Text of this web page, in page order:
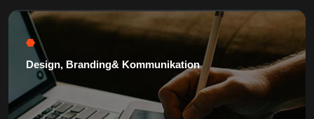
Design, Branding& Kommunikation